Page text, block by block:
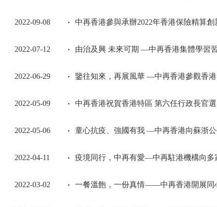
2022-09-08 中再香港參與承辦2022年香港保險精算創
2022-07-12 由治及興 未來可期 —中再香港集體學習
2022-06-29 鑒往知來，再展風華 —中再香港參觀香
2022-05-09 中再香港祝賀香港特區 第六任行政長官
2022-05-06 童心抗疫、強國有我 —中再香港向蘇浙
2022-04-11 疫境同行，中再有愛—中再駐港機構向多
2022-03-02 一餐溫飽，一份真情——中再香港開展同